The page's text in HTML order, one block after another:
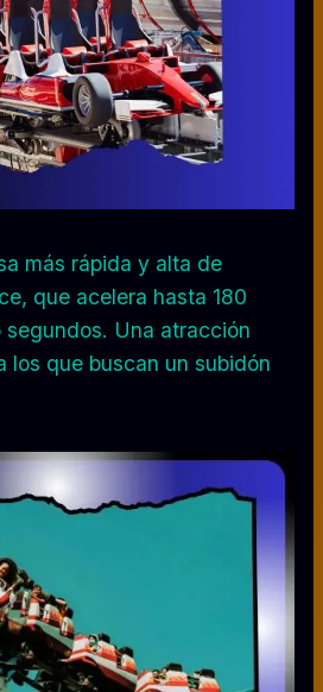
más rápida y alta de
que acelera hasta 180
Una atracción
los que buscan un subidón